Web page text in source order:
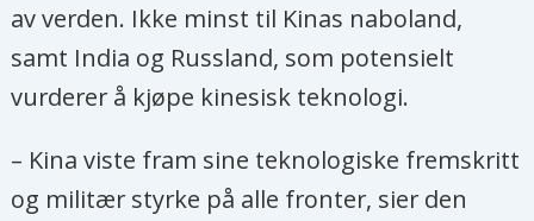
av verden. Ikke minst til Kinas naboland,
samt India og Russland, som potensielt
vurderer å kjøpe kinesisk teknologi.
– Kina viste fram sine teknologiske fremskritt
og militær styrke på alle fronter, sier den